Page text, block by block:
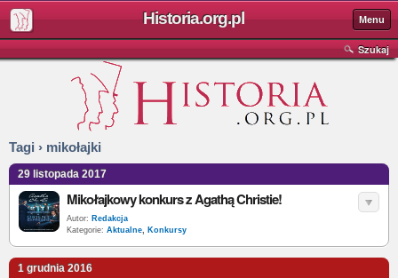
Historia.org.pl Menu
Szukaj
Tagi › mikołajki
29 listopada 2017
Mikołajkowy konkurs z Agathą Christie!
Autor: Redakcja
Kategorie: Aktualne, Konkursy
1 grudnia 2016